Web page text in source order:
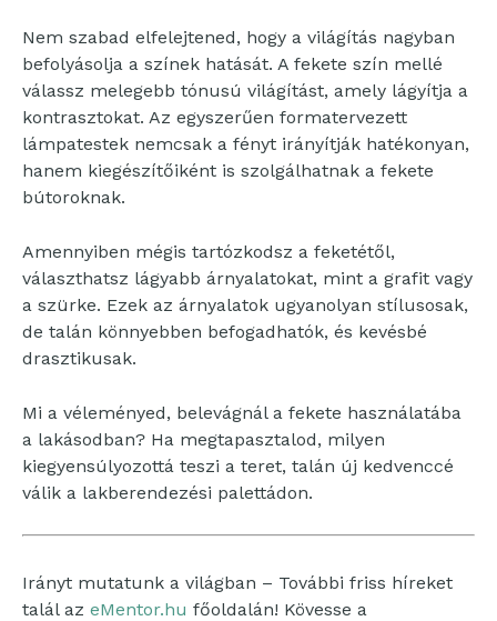
Nem szabad elfelejtened, hogy a világítás nagyban
befolyásolja a színek hatását. A fekete szín mellé
válassz melegebb tónusú világítást, amely lágyítja a
kontrasztokat. Az egyszerűen formatervezett
lámpatestek nemcsak a fényt irányítják hatékonyan,
hanem kiegészítőiként is szolgálhatnak a fekete
bútoroknak.
Amennyiben mégis tartózkodsz a feketétől,
választhatsz lágyabb árnyalatokat, mint a grafit vagy
a szürke. Ezek az árnyalatok ugyanolyan stílusosak,
de talán könnyebben befogadhatók, és kevésbé
drasztikusak.
Mi a véleményed, belevágnál a fekete használatába
a lakásodban? Ha megtapasztalod, milyen
kiegyensúlyozottá teszi a teret, talán új kedvenccé
válik a lakberendezési palettádon.
Irányt mutatunk a világban – További friss híreket
talál az eMentor.hu főoldalán! Kövesse a